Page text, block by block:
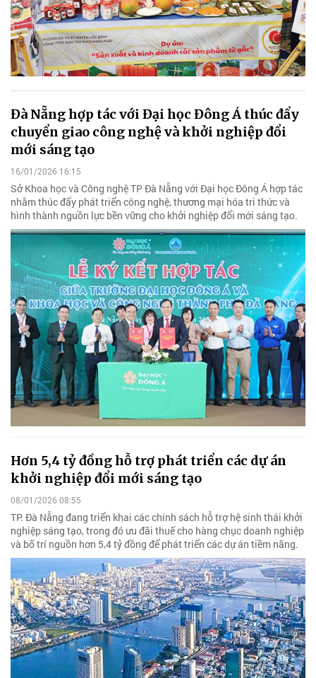
Đà Nẵng hợp tác với Đại học Đông Á thúc đẩy
chuyển giao công nghệ và khởi nghiệp đổi
mới sáng tạo
16/01/2026 16:15
Sở Khoa học và Công nghệ TP Đà Nẵng với Đại học Đông Á hợp tác
nhằm thúc đẩy phát triển công nghệ, thương mại hóa tri thức và
hình thành nguồn lực bền vững cho khởi nghiệp đổi mới sáng tạo.
Hơn 5,4 tỷ đồng hỗ trợ phát triển các dự án
khởi nghiệp đổi mới sáng tạo
08/01/2026 08:55
TP. Đà Nẵng đang triển khai các chính sách hỗ trợ hệ sinh thái khởi
nghiệp sáng tạo, trong đó ưu đãi thuế cho hàng chục doanh nghiệp
và bố trí nguồn hơn 5,4 tỷ đồng để phát triển các dự án tiềm năng.